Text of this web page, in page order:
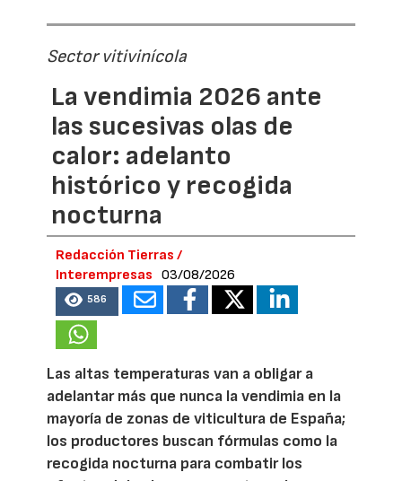
Sector vitivinícola
La vendimia 2026 ante
las sucesivas olas de
calor: adelanto
histórico y recogida
nocturna
Redacción Tierras /
Interempresas
03/08/2026
586
Las altas temperaturas van a obligar a
adelantar más que nunca la vendimia en la
mayoría de zonas de viticultura de España;
los productores buscan fórmulas como la
recogida nocturna para combatir los